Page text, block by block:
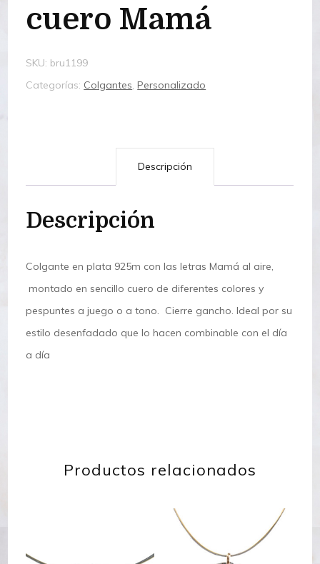
cuero Mamá
SKU: bru1199
Categorías: Colgantes,Personalizado
Descripción
Descripción
Colgante en plata 925m con las letras Mamá al aire,
montado en sencillo cuero de diferentes colores y
pespuntes a juego o a tono. Cierre gancho. Ideal por su
estilo desenfadado que lo hacen combinable con el día
a día
Productos relacionados